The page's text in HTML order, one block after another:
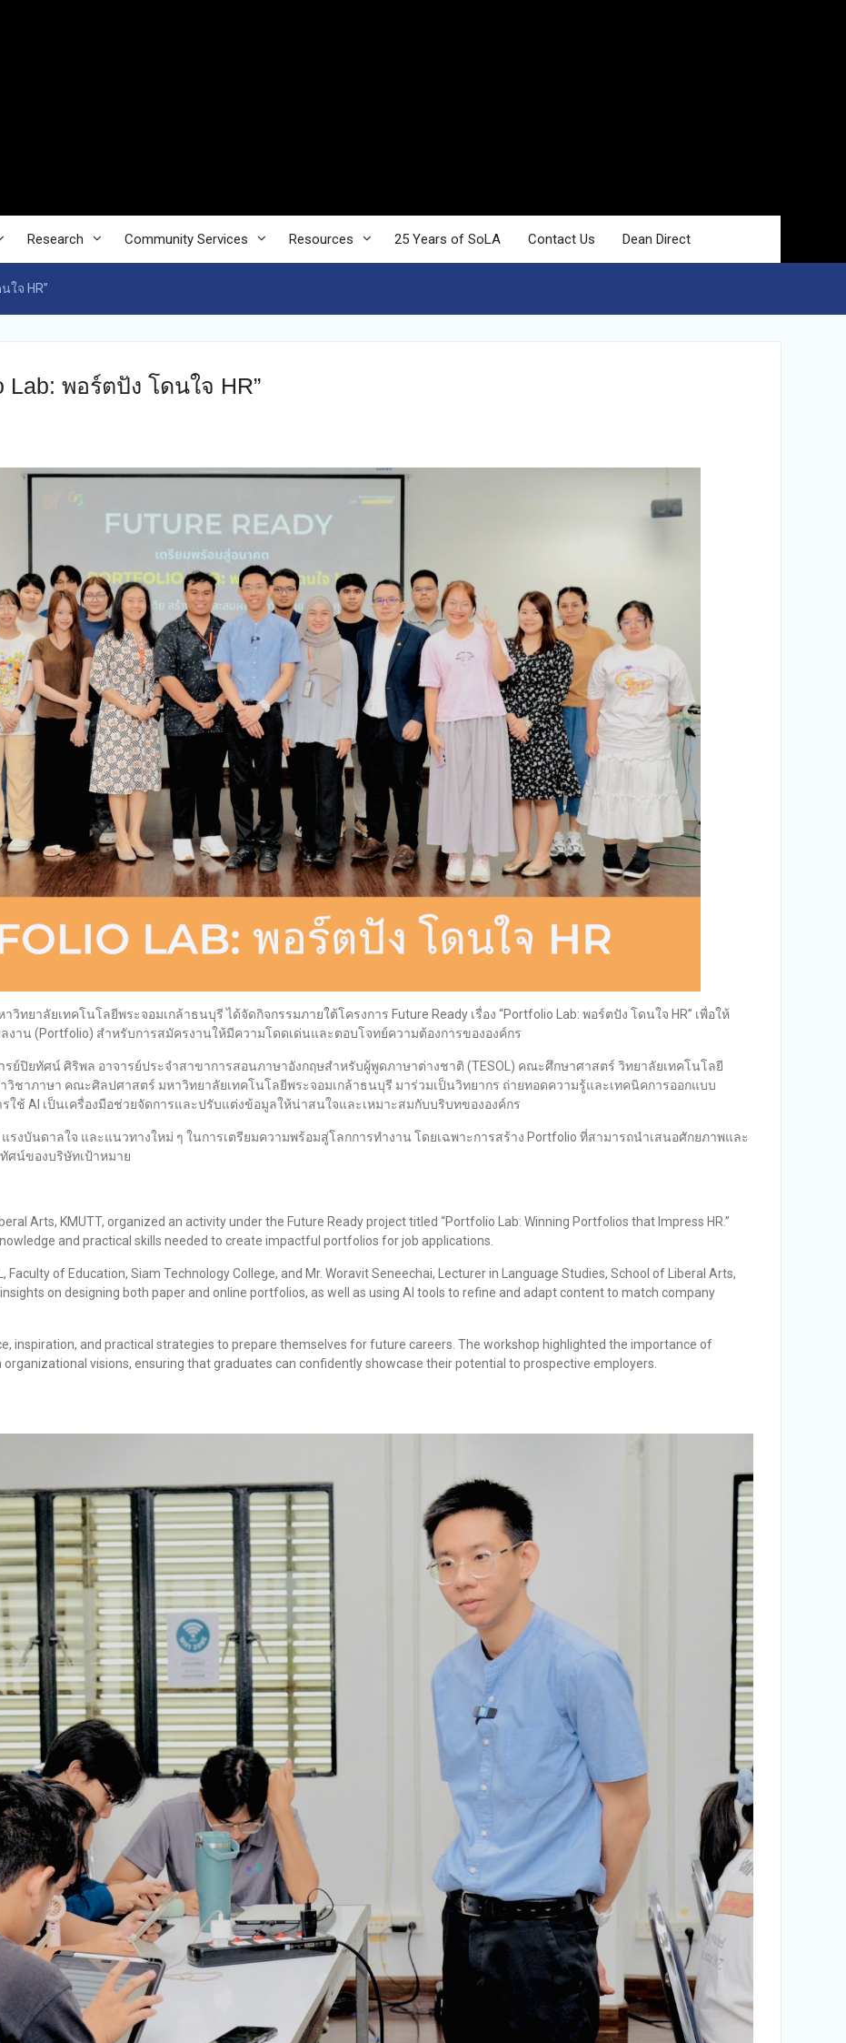
Research Community Services Resources 25 Years of SoLA Contact Us Dean Direct
ใจ HR”
Lab: พอร์ตปัง โดนใจ HR”
ยาลัยเทคโนโลยีพระจอมเกล้าธนบุรี ได้จัดกิจกรรมภายใต้โครงการ Future Ready เรื่อง “Portfolio Lab: พอร์ตปัง โดนใจ HR” เพื่อให้
าน (Portfolio) สำหรับการสมัครงานให้มีความโดดเด่นและตอบโจทย์ความต้องการขององค์กร
ย์ปิยทัศน์ ศิริพล อาจารย์ประจำสาขาการสอนภาษาอังกฤษสำหรับผู้พูดภาษาต่างชาติ (TESOL) คณะศึกษาศาสตร์ วิทยาลัยเทคโนโลยี
วิชาภาษา คณะศิลปศาสตร์ มหาวิทยาลัยเทคโนโลยีพระจอมเกล้าธนบุรี มาร่วมเป็นวิทยากร ถ่ายทอดความรู้และเทคนิคการออกแบบ
ใช้ AI เป็นเครื่องมือช่วยจัดการและปรับแต่งข้อมูลให้น่าสนใจและเหมาะสมกับบริบทขององค์กร
งบันดาลใจ และแนวทางใหม่ ๆ ในการเตรียมความพร้อมสู่โลกการทำงาน โดยเฉพาะการสร้าง Portfolio ที่สามารถนำเสนอศักยภาพและ
ศน์ของบริษัทเป้าหมาย
Arts, KMUTT, organized an activity under the Future Ready project titled “Portfolio Lab: Winning Portfolios that Impress HR.”
and practical skills needed to create impactful portfolios for job applications.
Faculty of Education, Siam Technology College, and Mr. Woravit Seneechai, Lecturer in Language Studies, School of Liberal Arts,
on designing both paper and online portfolios, as well as using AI tools to refine and adapt content to match company
inspiration, and practical strategies to prepare themselves for future careers. The workshop highlighted the importance of
visions, ensuring that graduates can confidently showcase their potential to prospective employers.